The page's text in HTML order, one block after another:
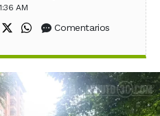
AM
en Facebook
Compartir en X (Twitter)
Compartir en WhatsApp
Comentarios